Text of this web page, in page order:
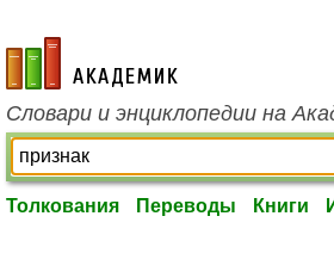
academic.ru
Словари и энциклопедии на
Толкования Переводы Книги